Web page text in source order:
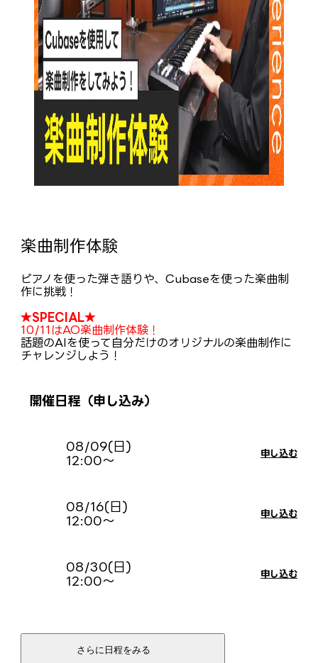
楽曲制作体験
ピアノを使った弾き語りや、Cubaseを使った楽曲制
作に挑戦！
★SPECIAL★
10/11はAO楽曲制作体験！
話題のAIを使って自分だけのオリジナルの楽曲制作に
チャレンジしよう！
開催日程（申し込み）
08/09(日)
12:00〜
申し込む
08/16(日)
12:00〜
申し込む
08/30(日)
12:00〜
申し込む
12:00〜